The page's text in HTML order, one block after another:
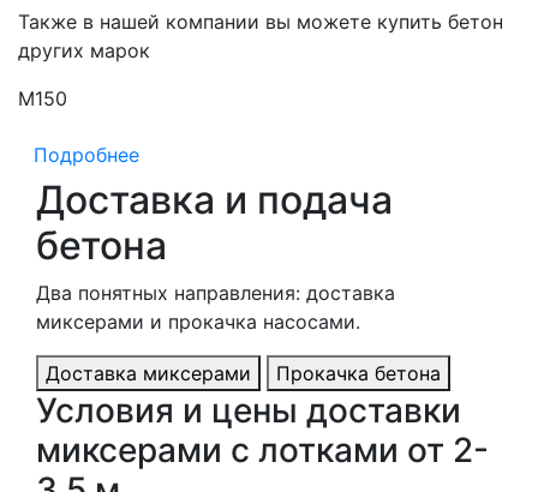
Также в нашей компании вы можете купить бетон
других марок
М150
Подробнее
Доставка и подача
бетона
Два понятных направления: доставка
миксерами и прокачка насосами.
Доставка миксерами Прокачка бетона
Условия и цены доставки
миксерами с лотками от 2-